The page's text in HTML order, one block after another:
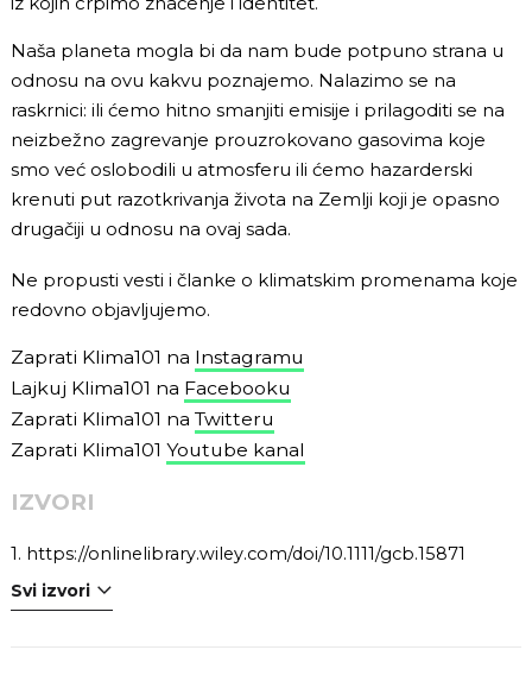
Naša planeta mogla bi da nam bude potpuno strana u
odnosu na ovu kakvu poznajemo. Nalazimo se na
raskrnici: ili ćemo hitno smanjiti emisije i prilagoditi se na
neizbežno zagrevanje prouzrokovano gasovima koje
smo već oslobodili u atmosferu ili ćemo hazarderski
krenuti put razotkrivanja života na Zemlji koji je opasno
drugačiji u odnosu na ovaj sada.
Ne propusti vesti i članke o klimatskim promenama koje
redovno objavljujemo.
Zaprati Klima101 na Instagramu
Lajkuj Klima101 na Facebooku
Zaprati Klima101 na Twitteru
Zaprati Klima101 Youtube kanal
IZVORI
1. https://onlinelibrary.wiley.com/doi/10.1111/gcb.15871
Svi izvori